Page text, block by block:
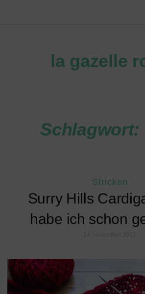
la gazelle
Schlagwort:
Stricken
Surry Hills
habe ich schon